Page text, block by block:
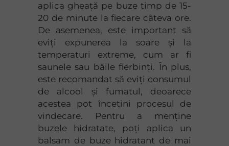
aplica gheață pe buze timp de 15-
20 de minute la fiecare câteva ore.
De asemenea, este important să
eviți expunerea la soare și la
temperaturi extreme, cum ar fi
saunele sau băile fierbinți. În plus,
este recomandat să eviți consumul
de alcool și fumatul, deoarece
acestea pot încetini procesul de
vindecare. Pentru a menține
buzele hidratate, poți aplica un
balsam de buze hidratant de mai